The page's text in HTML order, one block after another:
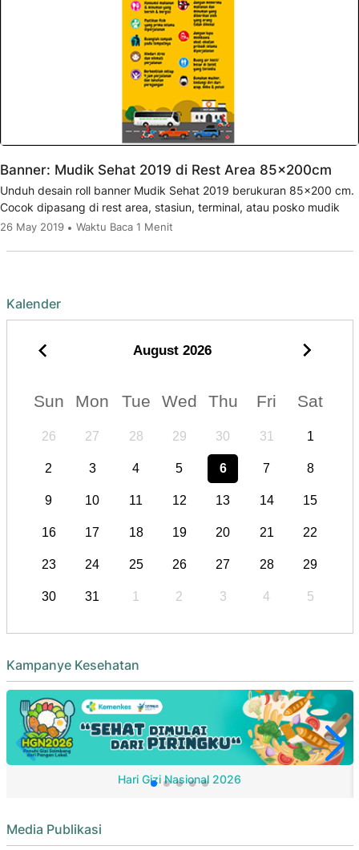
Banner: Mudik Sehat 2019 di Rest Area 85x200cm
Unduh desain roll banner Mudik Sehat 2019 berukuran 85x200 cm.
Cocok dipasang di rest area, stasiun, terminal, atau posko mudik
26 May 2019 Waktu Baca 1 Menit
Kalender
August 2026
Sun Mon Tue Wed Thu Fri Sat
26 27 28 29 30 31 1
2 3 4 5 6 7 8
9 10 11 12 13 14 15
16 17 18 19 20 21 22
23 24 25 26 27 28 29
30 31 1 2 3 4 5
Kampanye Kesehatan
Hari Gizi Nasional 2026
Media Publikasi